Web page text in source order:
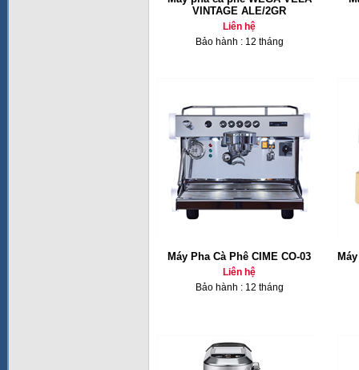
VINTAGE ALE/2GR
Liên hệ
Bảo hành : 12 tháng
Máy Pha Cà Phê CIME CO-03
Liên hệ
Bảo hành : 12 tháng